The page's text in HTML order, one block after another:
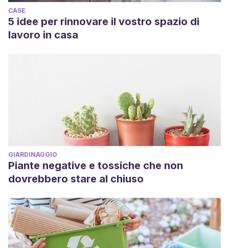
CASE
5 idee per rinnovare il vostro spazio di
lavoro in casa
GIARDINAGGIO
Piante negative e tossiche che non
dovrebbero stare al chiuso